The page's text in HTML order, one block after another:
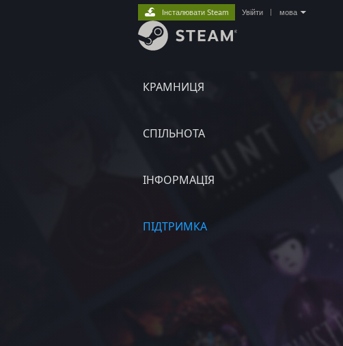
КРАМНИЦЯ
СПІЛЬНОТА
ІНФОРМАЦІЯ
ПІДТРИМКА
Інсталювати Steam Увійти мова